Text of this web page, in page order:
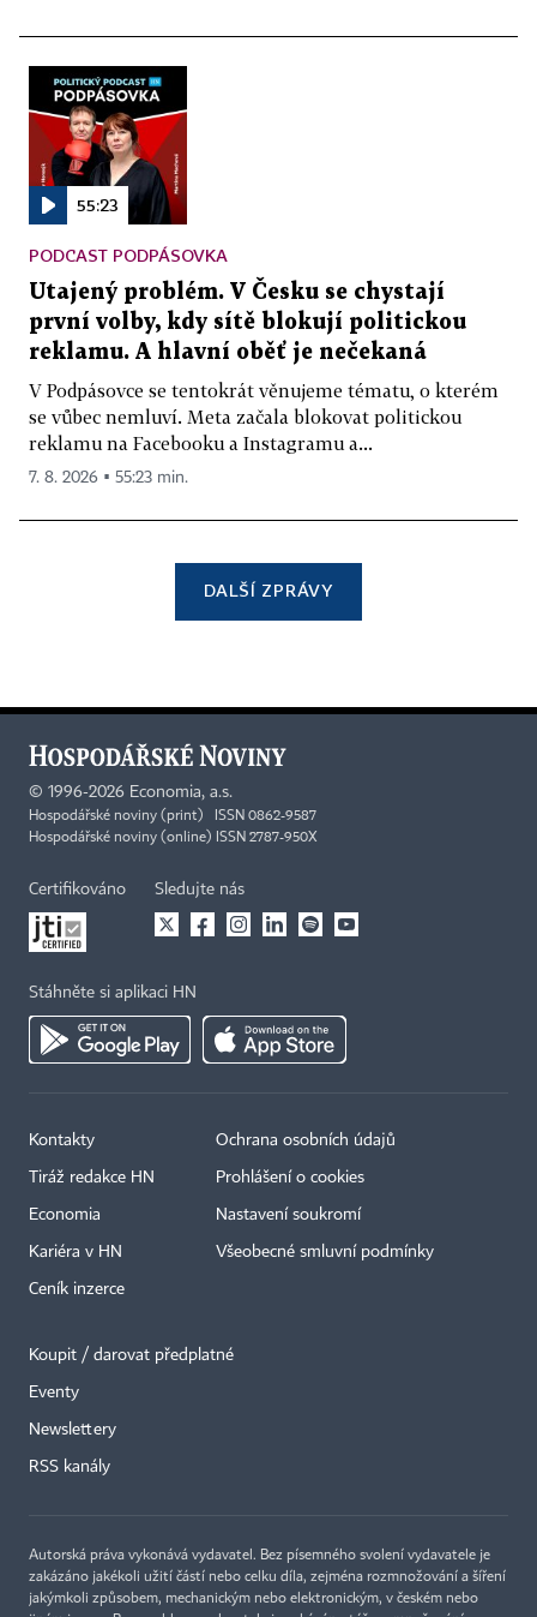
55:23
PODCAST PODPÁSOVKA
Utajený problém. V Česku se chystají
první volby, kdy sítě blokují politickou
reklamu. A hlavní oběť je nečekaná
V Podpásovce se tentokrát věnujeme tématu, o kterém
se vůbec nemluví. Meta začala blokovat politickou
reklamu na Facebooku a Instagramu a...
7. 8. 2026 ▪ 55:23 min.
DALŠÍ ZPRÁVY
© 1996-2026 Economia, a.s.
Hospodářské noviny (print) ISSN 0862-9587
Hospodářské noviny (online) ISSN 2787-950X
Certifikováno Sledujte nás
Stáhněte si aplikaci HN
Kontakty
Tiráž redakce HN
Economia
Kariéra v HN
Ceník inzerce
Ochrana osobních údajů
Prohlášení o cookies
Nastavení soukromí
Všeobecné smluvní podmínky
Koupit / darovat předplatné
Eventy
Newslettery
RSS kanály
Autorská práva vykonává vydavatel. Bez písemného svolení vydavatele je
zakázáno jakékoli užití částí nebo celku díla, zejména rozmnožování a šíření
jakýmkoli způsobem, mechanickým nebo elektronickým, v českém nebo